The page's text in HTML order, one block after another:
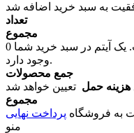
به سبد خرید اضافه شد
تعداد
مجموع
0 یک آیتم در سبد خرید شما
وجود دارد.
جمع محصولات
حمل تعیین خواهد شد
مجموع
به فروشگاه پرداخت نهایی
منو